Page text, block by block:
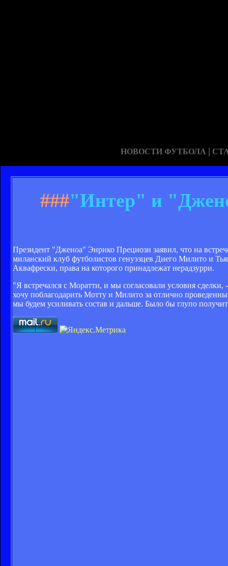
НОВОСТИ ФУТБОЛА |
###"Интер" и
Президент "Дженоа" Энрико Прециози заявил, что на
миланский клуб футболистов генуэзцев Диего Милито и
Аквафрески, права на которого принадлежат нерадзурри.
"Я встречался с Моратти, и мы согласовали условия
хочу поблагодарить Мотту и Милито за отлично
мы будем усиливать состав и дальше. Было бы глупо